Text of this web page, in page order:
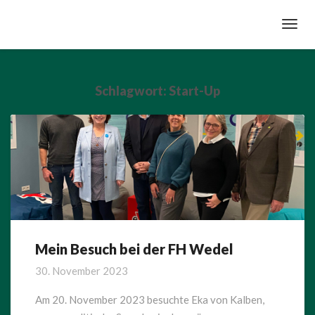
Schlagwort: Start-Up
Mein
bei
der
Mein Besuch bei der FH Wedel
30. November 2023
Am 20. November 2023 besuchte Eka von Kalben,